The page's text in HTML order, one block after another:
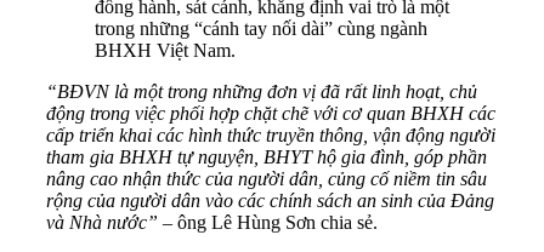
đồng hành, sát cánh, khẳng định vai trò là một
trong những “cánh tay nối dài” cùng ngành
BHXH Việt Nam.
“BĐVN là một trong những đơn vị đã rất linh hoạt, chủ
động trong việc phối hợp chặt chẽ với cơ quan BHXH các
cấp triển khai các hình thức truyền thông, vận động người
tham gia BHXH tự nguyện, BHYT hộ gia đình, góp phần
nâng cao nhận thức của người dân, củng cố niềm tin sâu
rộng của người dân vào các chính sách an sinh của Đảng
và Nhà nước” – ông Lê Hùng Sơn chia sẻ.